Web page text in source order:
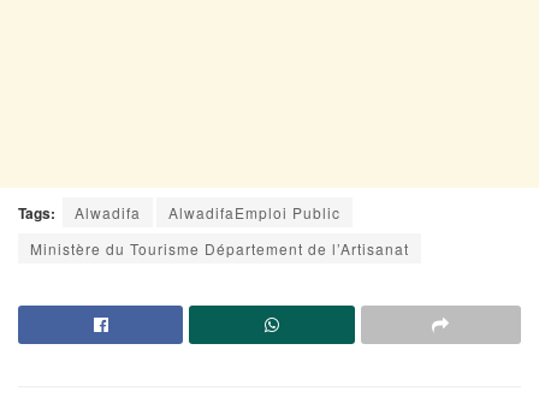
Tags: Alwadifa
AlwadifaEmploi Public
Ministère du Tourisme Département de l’Artisanat